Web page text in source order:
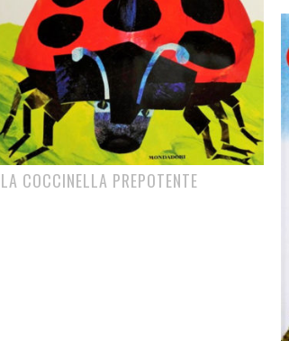
LA COCCINELLA PREPOTENTE